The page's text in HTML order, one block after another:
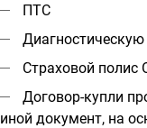
ПТС
Страховой полис
Договор-купли
иной документ, на